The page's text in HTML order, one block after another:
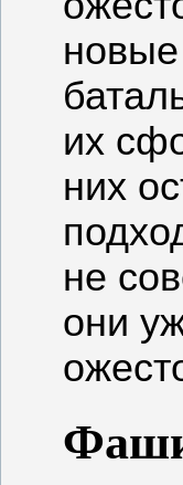
их
них
не
они